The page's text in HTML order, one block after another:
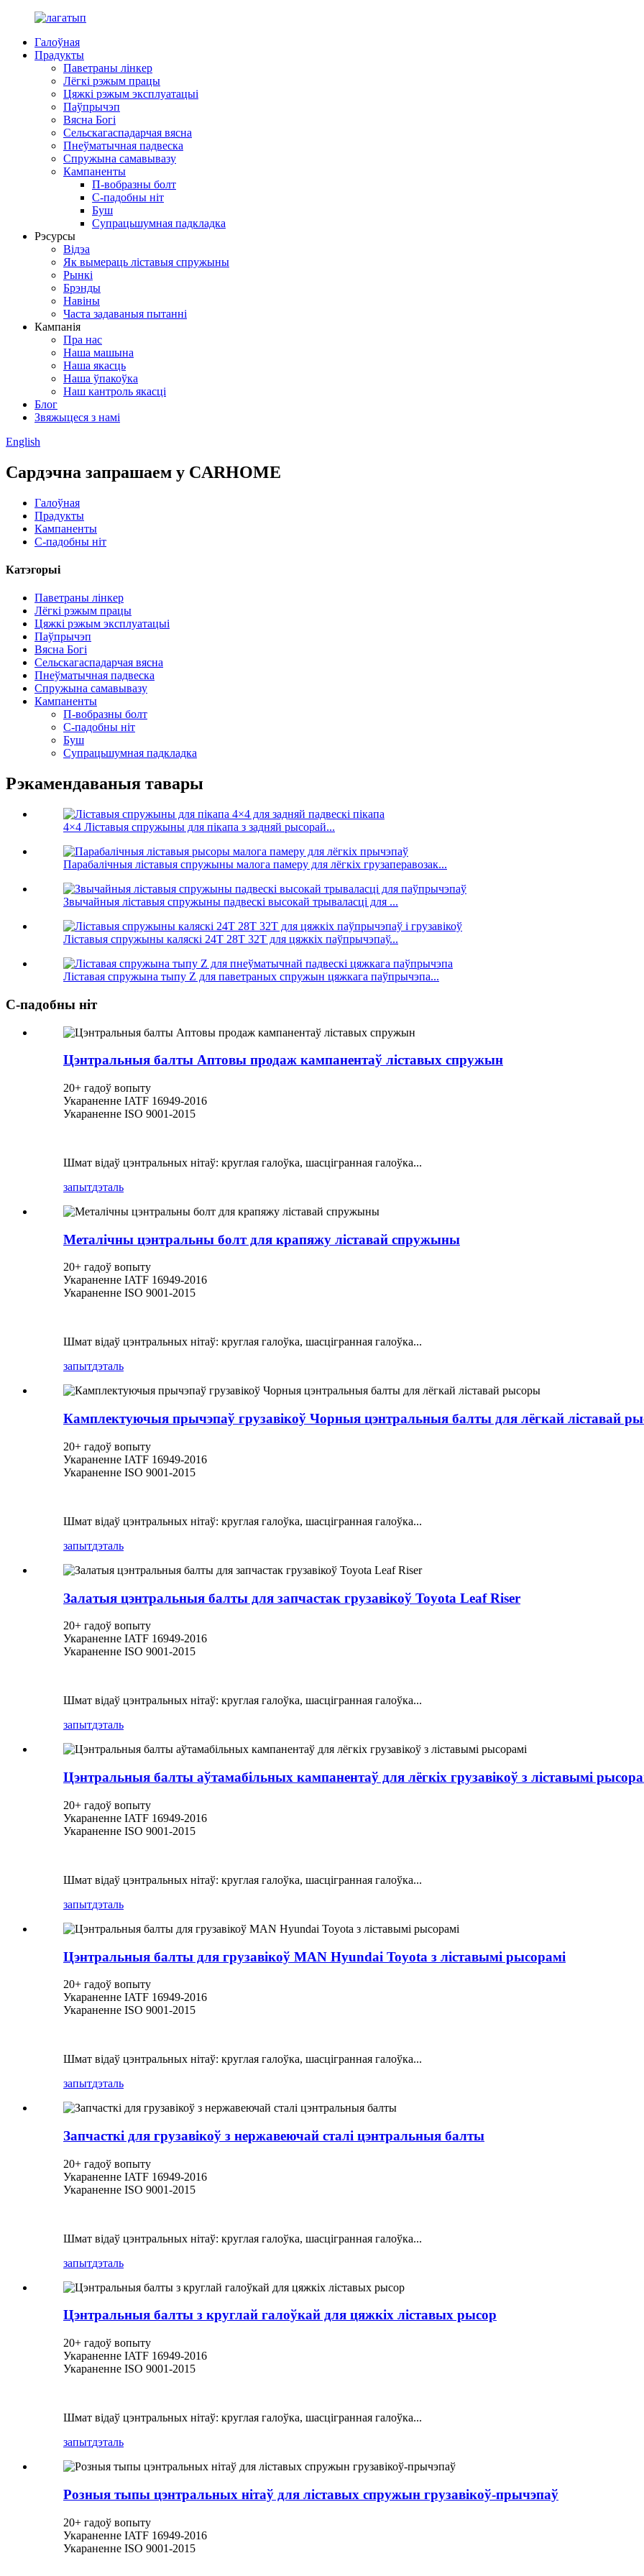
Галоўная
Прадукты
Паветраны лінкер
Лёгкі рэжым працы
Цяжкі рэжым эксплуатацыі
Паўпрычэп
Вясна Богі
Сельскагаспадарчая вясна
Пнеўматычная падвеска
Спружына самавывазу
Кампаненты
П-вобразны болт
С-падобны ніт
Буш
Супрацьшумная падкладка
Рэсурсы
Відэа
Як вымераць ліставыя спружыны
Рынкі
Брэнды
Навіны
Часта задаваныя пытанні
Кампанія
Пра нас
Наша машына
Наша якасць
Наша ўпакоўка
Наш кантроль якасці
Блог
Звяжыцеся з намі
English
Сардэчна запрашаем у CARHOME
Галоўная
Прадукты
Кампаненты
С-падобны ніт
Катэгорыі
Паветраны лінкер
Лёгкі рэжым працы
Цяжкі рэжым эксплуатацыі
Паўпрычэп
Вясна Богі
Сельскагаспадарчая вясна
Пнеўматычная падвеска
Спружына самавывазу
Кампаненты
П-вобразны болт
С-падобны ніт
Буш
Супрацьшумная падкладка
Рэкамендаваныя тавары
4×4 Ліставыя спружыны для пікапа з задняй рысорай...
Парабалічныя ліставыя спружыны малога памеру для лёгкіх грузаперавозак...
Звычайныя ліставыя спружыны падвескі высокай трываласці для ...
Ліставыя спружыны каляскі 24T 28T 32T для цяжкіх паўпрычэпаў...
Ліставая спружына тыпу Z для паветраных спружын цяжкага паўпрычэпа...
С-падобны ніт
Цэнтральныя балты Аптовы продаж кампанентаў ліставых спружын
20+ гадоў вопыту
Укараненне IATF 16949-2016
Укараненне ISO 9001-2015
Шмат відаў цэнтральных нітаў: круглая галоўка, шасцігранная галоўка...
запытдэталь
Металічны цэнтральны болт для крапяжу ліставай спружыны
20+ гадоў вопыту
Укараненне IATF 16949-2016
Укараненне ISO 9001-2015
Шмат відаў цэнтральных нітаў: круглая галоўка, шасцігранная галоўка...
запытдэталь
Камплектуючыя прычэпаў грузавікоў Чорныя цэнтральныя балты для лёгкай ліставай
20+ гадоў вопыту
Укараненне IATF 16949-2016
Укараненне ISO 9001-2015
Шмат відаў цэнтральных нітаў: круглая галоўка, шасцігранная галоўка...
запытдэталь
Залатыя цэнтральныя балты для запчастак грузавікоў Toyota Leaf Riser
20+ гадоў вопыту
Укараненне IATF 16949-2016
Укараненне ISO 9001-2015
Шмат відаў цэнтральных нітаў: круглая галоўка, шасцігранная галоўка...
запытдэталь
Цэнтральныя балты аўтамабільных кампанентаў для лёгкіх грузавікоў з ліставымі
20+ гадоў вопыту
Укараненне IATF 16949-2016
Укараненне ISO 9001-2015
Шмат відаў цэнтральных нітаў: круглая галоўка, шасцігранная галоўка...
запытдэталь
Цэнтральныя балты для грузавікоў MAN Hyundai Toyota з ліставымі рысорамі
20+ гадоў вопыту
Укараненне IATF 16949-2016
Укараненне ISO 9001-2015
Шмат відаў цэнтральных нітаў: круглая галоўка, шасцігранная галоўка...
запытдэталь
Запчасткі для грузавікоў з нержавеючай сталі цэнтральныя балты
20+ гадоў вопыту
Укараненне IATF 16949-2016
Укараненне ISO 9001-2015
Шмат відаў цэнтральных нітаў: круглая галоўка, шасцігранная галоўка...
запытдэталь
Цэнтральныя балты з круглай галоўкай для цяжкіх ліставых рысор
20+ гадоў вопыту
Укараненне IATF 16949-2016
Укараненне ISO 9001-2015
Шмат відаў цэнтральных нітаў: круглая галоўка, шасцігранная галоўка...
запытдэталь
Розныя тыпы цэнтральных нітаў для ліставых спружын грузавікоў-прычэпаў
20+ гадоў вопыту
Укараненне IATF 16949-2016
Укараненне ISO 9001-2015